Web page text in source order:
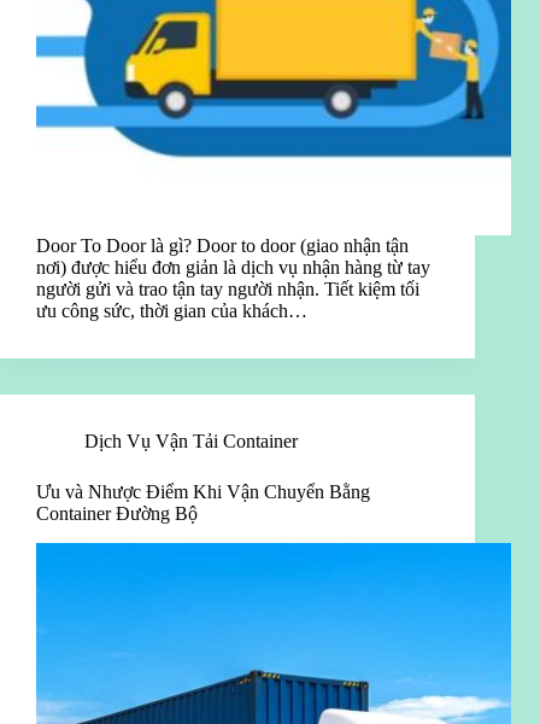
Door To Door là gì? Door to door (giao nhận tận
nơi) được hiểu đơn giản là dịch vụ nhận hàng từ tay
người gửi và trao tận tay người nhận. Tiết kiệm tối
ưu công sức, thời gian của khách…
Dịch Vụ Vận Tải Container
Ưu và Nhược Điểm Khi Vận Chuyển Bằng
Container Đường Bộ